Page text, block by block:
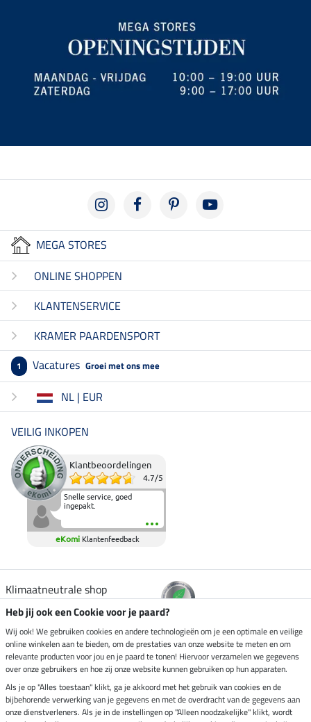
MEGA STORES
ONLINE SHOPPEN
KLANTENSERVICE
KRAMER PAARDENSPORT
1 Vacatures Groei met ons mee
NL | EUR
VEILIG INKOPEN
Klantbeoordelingen
4.7/5
Snelle service, goed
ingepakt.
eKomi Klantenfeedback
Klimaatneutrale shop
Verzending per
Veilig betalen met
Heb jij ook een Cookie voor je paard?
Wij ook! We gebruiken cookies en andere technologieën om je een optimale en veilige
online winkelen aan te bieden, om de prestaties van onze website te meten en om
relevante producten voor jou en je paard te tonen! Hiervoor verzamelen we gegevens
over onze gebruikers en hoe zij onze website kunnen gebruiken op hun apparaten.
Als je op "Alles toestaan" klikt, ga je akkoord met het gebruik van cookies en de
bijbehorende verwerking van je gegevens en met de overdracht van de gegevens aan
onze dienstverleners. Als je in de instellingen op "Alleen noodzakelijke" klikt, wordt